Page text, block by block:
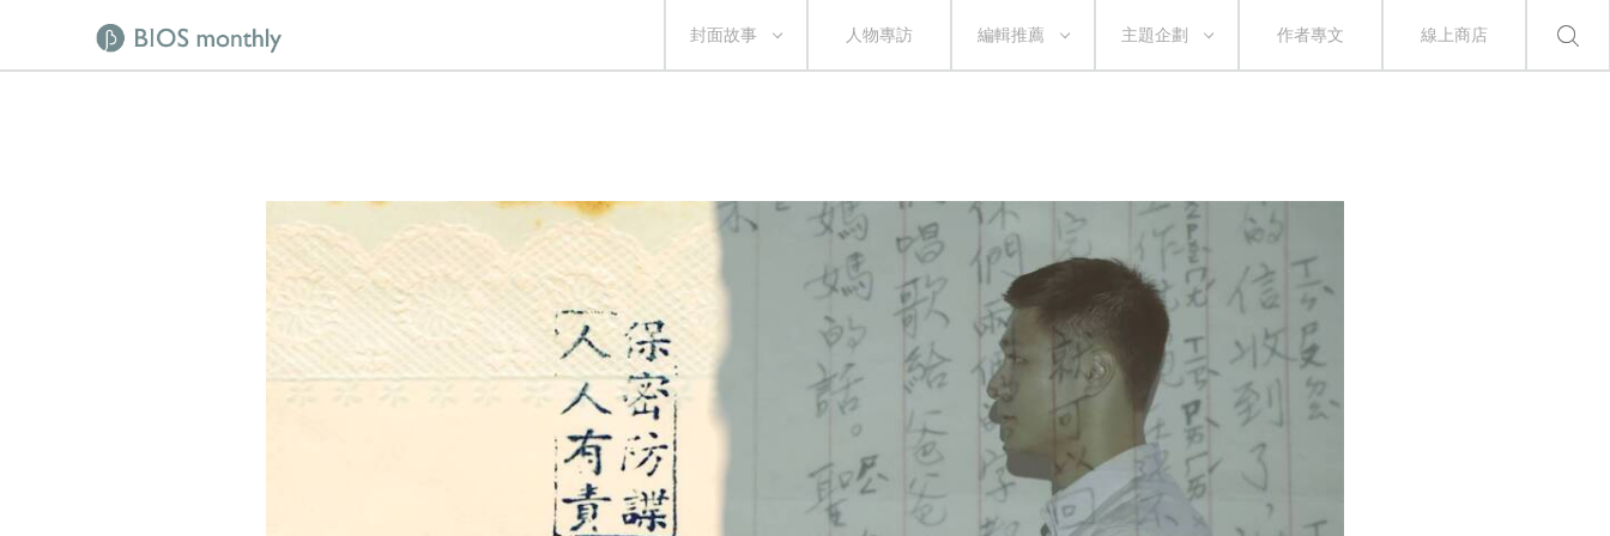
封面故事 人物專訪 編輯推薦 主題企劃 作者專文 線上商店